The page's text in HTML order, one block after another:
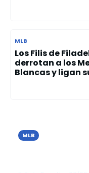
MLB
Los Filis de
derrotan a los
Blancas y ligan
MLB